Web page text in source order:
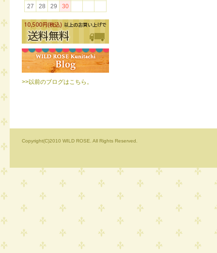
27
28 29 30
>>以前のブログはこちら。
Copyright(C)2010 WILD ROSE. All Rights Reserved.